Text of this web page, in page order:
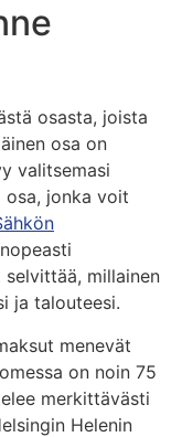
osasta, joista
osa on
valitsemasi
osa, jonka voit
millainen
ja talouteesi.
menevät
on noin 75
merkittävästi
Helenin